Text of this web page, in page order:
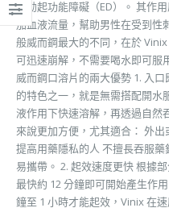
性勃起功能障礙（ED）。 其作
加血液流量，幫助男性在受到性
般威而鋼最大的不同，在於
可迅速崩解，不需要喝水即可服
威而鋼口溶片的兩大優勢 1. 入
的特色之一，就是無需搭配開水
液作用下快速溶解，再透過自然
來說更加方便，尤其適合： 外
提高用藥隱私的人 不擅長吞服
易攜帶。 2. 起效速度更快 根據
最快約 12 分鐘即可開始產生作
鐘至 1 小時才能起效，Vinix 在